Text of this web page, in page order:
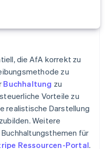
die AfA korrekt zu
zu
Buchhaltung zu
Vorteile zu
realistische Darstellung
Weitere
für
Ressourcen-Portal.